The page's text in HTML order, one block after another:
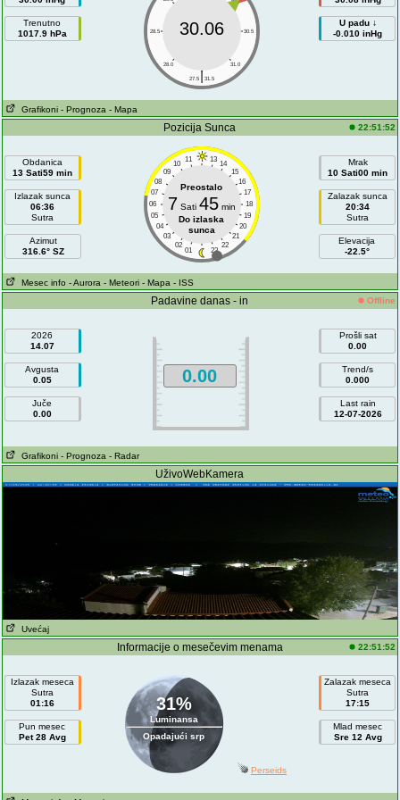
Trenutno
1017.9 hPa
28.5 30.5
28.0 31.0
|
27.5 31.5
30.06
U padu ↓
-0.010 inHg
Grafikoni - Prognoza - Mapa
Pozicija Sunca 22:51:52
Obdanica
13 Sati59 min
Izlazak sunca
06:36
Sutra
Azimut
316.6° SZ
11 13
10
14
09
15
08
16
07
17
06
18
05
19
04
20
03
21
02
22
01 23
Preostalo
7 Sati 45min
Do izlaska
sunca
Mrak
10 Sati00 min
Zalazak sunca
20:34
Sutra
Elevacija
-22.5°
Mesec info - Aurora - Meteori - Mapa - ISS
Padavine danas - in Offline
2026
14.07
Avgusta
0.05
Juče
0.00
0.00
Prošli sat
0.00
Trend/s
0.000
Last rain
12-07-2026
Grafikoni - Prognoza - Radar
UživoWebKamera
Uvećaj
Informacije o mesečevim menama 22:51:52
Izlazak meseca
Sutra
01:16
Pun mesec
Pet 28 Avg
31%
Luminansa
Opadajući srp
Zalazak meseca
Sutra
17:15
Mlad mesec
Sre 12 Avg
Perseids